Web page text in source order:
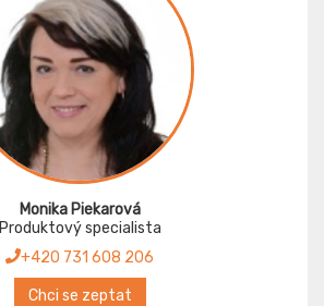
Monika Piekarová
Produktový specialista
+420 731 608 206
Chci se zeptat